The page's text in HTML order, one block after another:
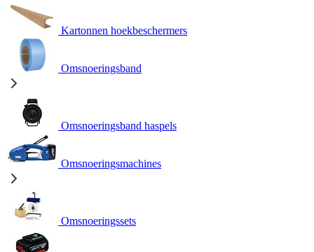
Kartonnen hoekbeschermers
Omsnoeringsband
Omsnoeringsband haspels
Omsnoeringsmachines
Omsnoeringssets